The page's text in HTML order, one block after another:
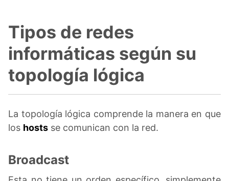
Tipos de redes
informáticas según su
topología lógica
La topología lógica comprende la manera en que
los hosts se comunican con la red.
Broadcast